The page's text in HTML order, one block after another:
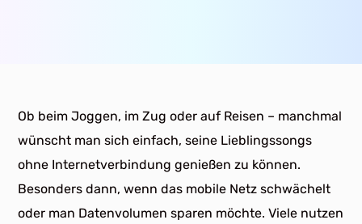
Ob beim Joggen, im Zug oder auf Reisen – manchmal
wünscht man sich einfach, seine Lieblingssongs
ohne Internetverbindung genießen zu können.
Besonders dann, wenn das mobile Netz schwächelt
oder man Datenvolumen sparen möchte. Viele nutzen